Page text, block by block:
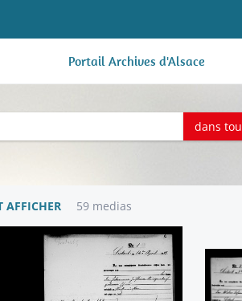
Portail Archives d'Alsace
dans
AFFICHER 59 medias